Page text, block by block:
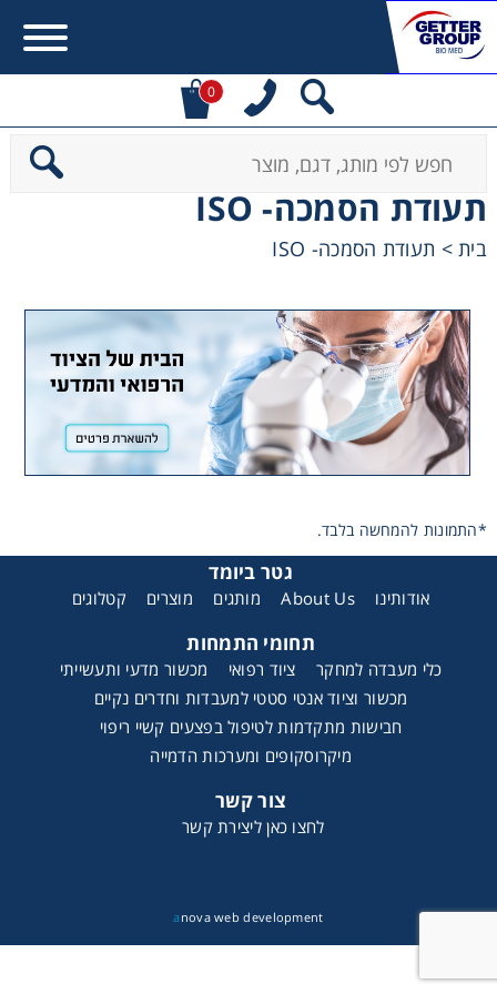
0
תעודת הסמכה- ISO
בית> תעודת הסמכה- ISO
*התמונות להמחשה בלבד.
גטר ביומד
אודותינו About Us מותגים מוצרים קטלוגים
תחומי התמחות
כלי מעבדה למחקר ציוד רפואי
מכשור מדעי ותעשייתי
מכשור וציוד אנטי סטטי למעבדות וחדרים נקיים
חבישות מתקדמות לטיפול בפצעים קשיי ריפוי
מיקרוסקופים ומערכות הדמייה
צור קשר
לחצו כאן ליצירת קשר
a nova web development
Error: Contact form not found.
Chromatography
Concentration
Cooling
Heating
Instrumentation
Microscopy
Pumps
Storage